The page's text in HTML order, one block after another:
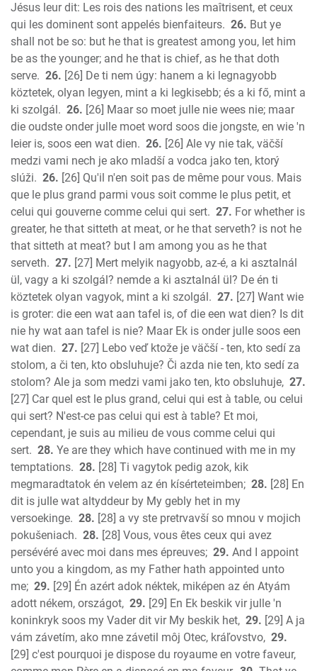
Jésus leur dit: Les rois des nations les maîtrisent, et ceux
qui les dominent sont appelés bienfaiteurs. 26. But ye
shall not be so: but he that is greatest among you, let him
be as the younger; and he that is chief, as he that doth
serve. 26. [26] De ti nem úgy: hanem a ki legnagyobb
köztetek, olyan legyen, mint a ki legkisebb; és a ki fő, mint a
ki szolgál. 26. [26] Maar so moet julle nie wees nie; maar
die oudste onder julle moet word soos die jongste, en wie 'n
leier is, soos een wat dien. 26. [26] Ale vy nie tak, väčší
medzi vami nech je ako mladší a vodca jako ten, ktorý
slúži. 26. [26] Qu'il n'en soit pas de même pour vous. Mais
que le plus grand parmi vous soit comme le plus petit, et
celui qui gouverne comme celui qui sert. 27. For whether is
greater, he that sitteth at meat, or he that serveth? is not he
that sitteth at meat? but I am among you as he that
serveth. 27. [27] Mert melyik nagyobb, az-é, a ki asztalnál
ül, vagy a ki szolgál? nemde a ki asztalnál ül? De én ti
köztetek olyan vagyok, mint a ki szolgál. 27. [27] Want wie
is groter: die een wat aan tafel is, of die een wat dien? Is dit
nie hy wat aan tafel is nie? Maar Ek is onder julle soos een
wat dien. 27. [27] Lebo veď ktože je väčší - ten, kto sedí za
stolom, a či ten, kto obsluhuje? Či azda nie ten, kto sedí za
stolom? Ale ja som medzi vami jako ten, kto obsluhuje, 27.
[27] Car quel est le plus grand, celui qui est à table, ou celui
qui sert? N'est-ce pas celui qui est à table? Et moi,
cependant, je suis au milieu de vous comme celui qui
sert. 28. Ye are they which have continued with me in my
temptations. 28. [28] Ti vagytok pedig azok, kik
megmaradtatok én velem az én kísérteteimben; 28. [28] En
dit is julle wat altyddeur by My gebly het in my
versoekinge. 28. [28] a vy ste pretrvavší so mnou v mojich
pokušeniach. 28. [28] Vous, vous êtes ceux qui avez
persévéré avec moi dans mes épreuves; 29. And I appoint
unto you a kingdom, as my Father hath appointed unto
me; 29. [29] Én azért adok néktek, miképen az én Atyám
adott nékem, országot, 29. [29] En Ek beskik vir julle 'n
koninkryk soos my Vader dit vir My beskik het, 29. [29] A ja
vám závetím, ako mne závetil môj Otec, kráľovstvo, 29.
[29] c'est pourquoi je dispose du royaume en votre faveur,